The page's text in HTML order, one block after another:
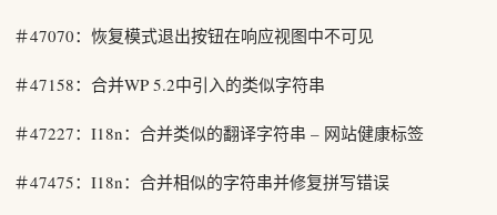
＃47070：恢复模式退出按钮在响应视图中不可见
＃47158：合并WP 5.2中引入的类似字符串
＃47227：I18n：合并类似的翻译字符串 – 网站健康标签
＃47475：I18n：合并相似的字符串并修复拼写错误